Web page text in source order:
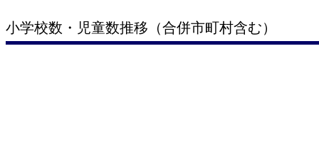
小学校数・児童数推移（合併市町村含む）